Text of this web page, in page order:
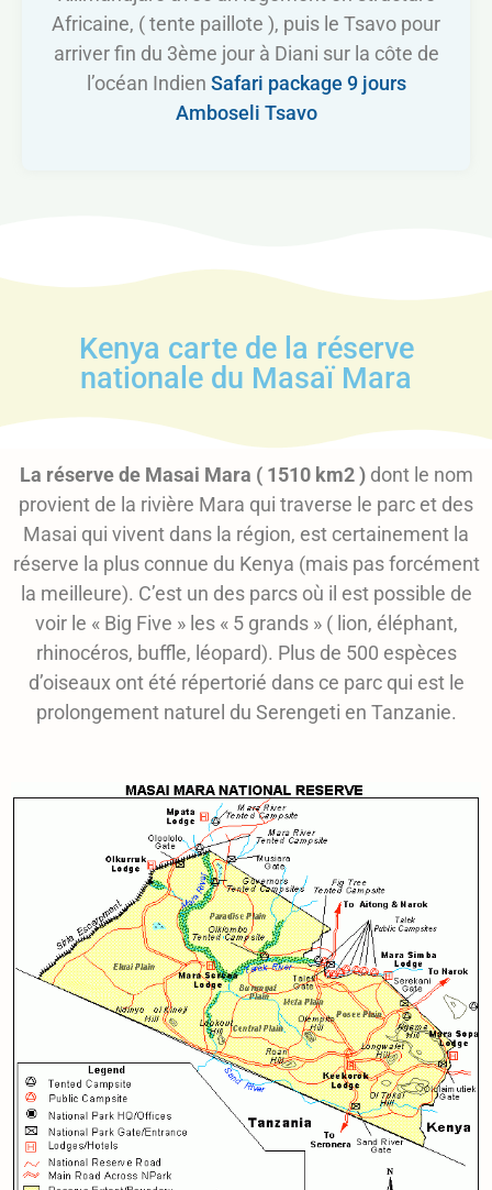
Africaine, ( tente paillote ), puis le Tsavo pour
arriver fin du 3ème jour à Diani sur la côte de
l’océan Indien Safari package 9 jours
Amboseli Tsavo
Kenya carte de la réserve
nationale du Masaï Mara
La réserve de Masai Mara ( 1510 km2 ) dont le nom
provient de la rivière Mara qui traverse le parc et des
Masai qui vivent dans la région, est certainement la
réserve la plus connue du Kenya (mais pas forcément
la meilleure). C’est un des parcs où il est possible de
voir le « Big Five » les « 5 grands » ( lion, éléphant,
rhinocéros, buffle, léopard). Plus de 500 espèces
d’oiseaux ont été répertorié dans ce parc qui est le
prolongement naturel du Serengeti en Tanzanie.